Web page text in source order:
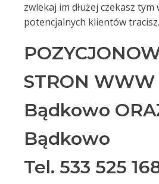
zwlekaj im dłużej czekasz tym
potencjalnych klientów tracisz.
STRON WWW
Bądkowo
Bądkowo
Tel. 533 525